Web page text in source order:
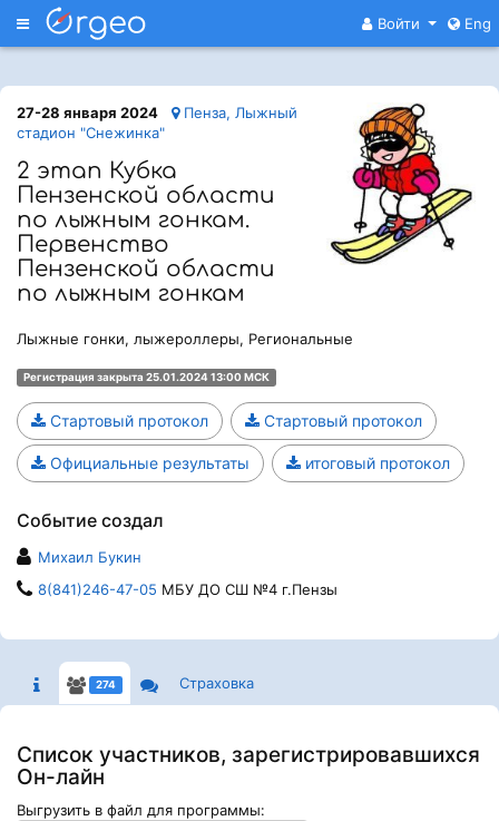
Меню Войти Eng
27-28 января 2024
Пенза, Лыжный
стадион "Снежинка"
2 этап Кубка
Пензенской области
по лыжным гонкам.
Первенство
Пензенской области
по лыжным гонкам
Лыжные гонки, лыжероллеры, Региональные
Регистрация закрыта 25.01.2024 13:00 МСК
Стартовый протокол Стартовый протокол
Официальные результаты итоговый протокол
Событие создал
Михаил Букин
8(841)246-47-05 МБУ ДО СШ №4 г.Пензы
274 Страховка
Список участников, зарегистрировавшихся
Он-лайн
Выгрузить в файл для программы: